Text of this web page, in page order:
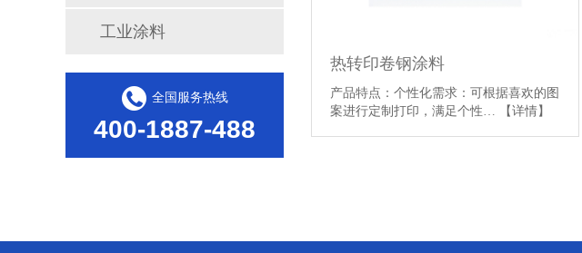
工业涂料
全国服务热线
400-1887-488
热转印卷钢涂料
产品特点：个性化需求：可根据喜欢的图
案进行定制打印，满足个性…
【详情】